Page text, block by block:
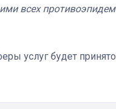
всех
услуг будет